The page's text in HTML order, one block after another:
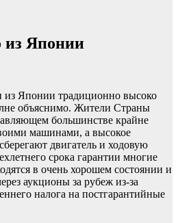
из Японии
Японии традиционно высоко
объяснимо. Жители Страны
большинстве крайне
машинами, а высокое
двигатель и ходовую
срока гарантии многие
в очень хорошем состоянии и
аукционы за рубеж из-за
налога на постгарантийные